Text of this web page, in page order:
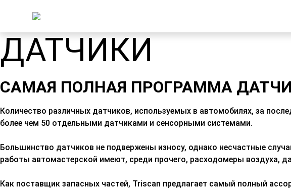
ДАТЧИКИ
САМАЯ ПОЛНАЯ ПРОГРАММА
Количество различных датчиков, используемых в автомобилях, за
более чем 50 отдельными датчиками и сенсорными системами.
Большинство датчиков не подвержены износу, однако несчастные
работы автомастерской имеют, среди прочего, расходомеры воздуха,
Как поставщик запасных частей, Triscan предлагает самый полный